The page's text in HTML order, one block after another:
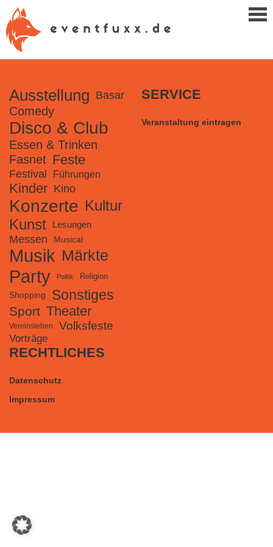
Ausstellung Basar
Comedy
Disco & Club
Essen & Trinken
Fasnet Feste
Festival Führungen
Kinder Kino
Konzerte Kultur
Kunst Lesungen
Messen Musical
Musik Märkte
Party Politik Religion
Shopping Sonstiges
Sport Theater
Vereinsleben Volksfeste
Vorträge
SERVICE
Veranstaltung eintragen
RECHTLICHES
Datenschutz
Impressum